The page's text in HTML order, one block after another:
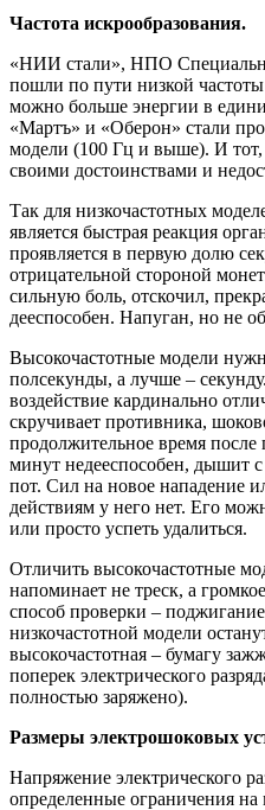
Частота искрообразования.
«НИИ стали», НПО
пошли по пути низкой
можно больше энергии в
«Мартъ» и «Оберон» стали
модели (100 Гц и выше). И тот,
своими достоинствами и
Так для низкочастотных
является быстрая реакция
проявляется в первую долю
отрицательной стороной
сильную боль, отскочил,
дееспособен. Напуган, но не
Высокочастотные модели
полсекунды, а лучше –
воздействие кардинально
скручивает противника,
продолжительное время
минут недееспособен, дышит с
пот. Сил на новое нападение
действиям у него нет. Его
или просто успеть удалиться.
Отличить высокочастотные
напоминает не треск, а
способ проверки –
низкочастотной модели
высокочастотная – бумагу
поперек электрического
полностью заряжено).
Размеры электрошоковых
Напряжение электрического
определенные ограничения